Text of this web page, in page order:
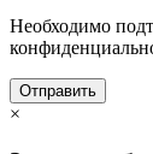
Необходимо
Отправить
×